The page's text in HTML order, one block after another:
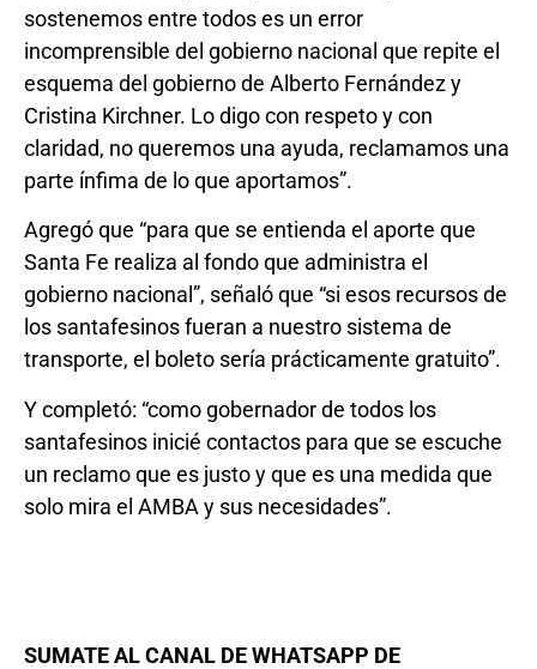
sostenemos entre todos es un error
incomprensible del gobierno nacional que repite el
esquema del gobierno de Alberto Fernández y
Cristina Kirchner. Lo digo con respeto y con
claridad, no queremos una ayuda, reclamamos una
parte ínfima de lo que aportamos”.
Agregó que “para que se entienda el aporte que
Santa Fe realiza al fondo que administra el
gobierno nacional”, señaló que “si esos recursos de
los santafesinos fueran a nuestro sistema de
transporte, el boleto sería prácticamente gratuito”.
Y completó: “como gobernador de todos los
santafesinos inicié contactos para que se escuche
un reclamo que es justo y que es una medida que
solo mira el AMBA y sus necesidades”.
SUMATE AL CANAL DE WHATSAPP DE